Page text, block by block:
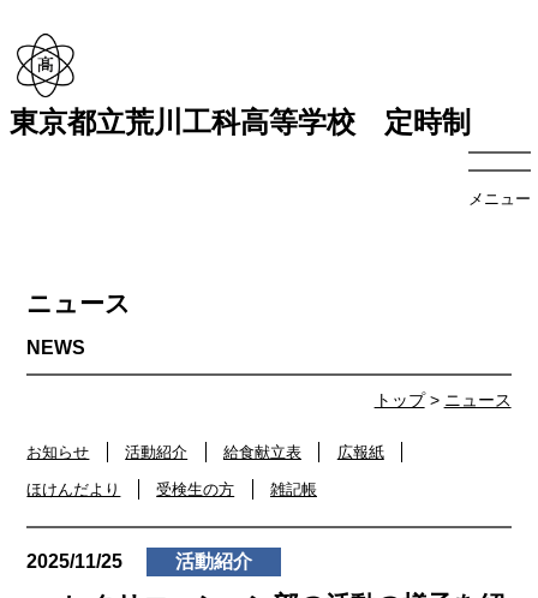
東京都立荒川工科高等学校 定時制
メニュー
トップ> ニュース
ニュース
お知らせ 活動紹介 給食献立表 広報紙
ほけんだより 受検生の方 雑記帳
2025/11/25 活動紹介